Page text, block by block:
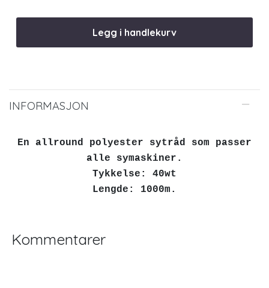
Legg i handlekurv
INFORMASJON
En allround polyester sytråd som passer
alle symaskiner.
Tykkelse: 40wt
Lengde: 1000m.
Kommentarer